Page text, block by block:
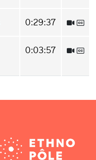
0:29:37
0:03:57